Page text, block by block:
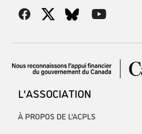
L'ASSOCIATION
À PROPOS DE L’ACPLS